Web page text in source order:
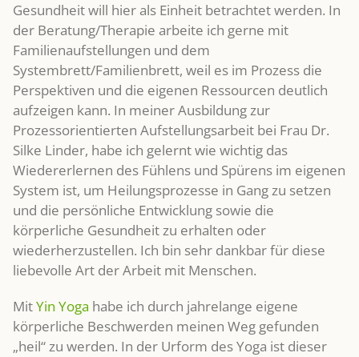
Gesundheit will hier als Einheit betrachtet werden. In
der Beratung/Therapie arbeite ich gerne mit
Familienaufstellungen und dem
Systembrett/Familienbrett, weil es im Prozess die
Perspektiven und die eigenen Ressourcen deutlich
aufzeigen kann. In meiner Ausbildung zur
Prozessorientierten Aufstellungsarbeit bei Frau Dr.
Silke Linder, habe ich gelernt wie wichtig das
Wiedererlernen des Fühlens und Spürens im eigenen
System ist, um Heilungsprozesse in Gang zu setzen
und die persönliche Entwicklung sowie die
körperliche Gesundheit zu erhalten oder
wiederherzustellen. Ich bin sehr dankbar für diese
liebevolle Art der Arbeit mit Menschen.
MitYin Yoga habe ich durch jahrelange eigene
körperliche Beschwerden meinen Weg gefunden
„heil“ zu werden. In der Urform des Yoga ist dieser